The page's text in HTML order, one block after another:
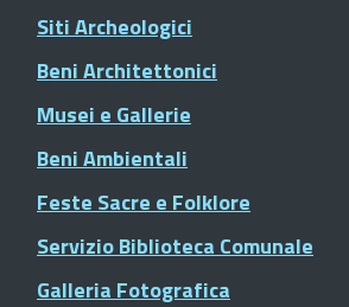
Siti Archeologici
Beni Architettonici
Musei e Gallerie
Beni Ambientali
Feste Sacre e Folklore
Servizio Biblioteca Comunale
Galleria Fotografica